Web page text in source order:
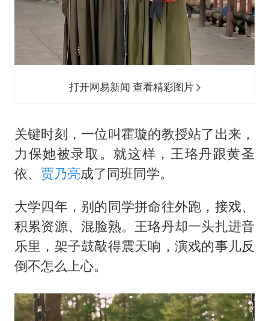
打开网易新闻 查看精彩图片
关键时刻，一位叫霍璇的教授站了出来，
力保她被录取。就这样，王珞丹跟黄圣
依、 贾乃亮成了同班同学。
大学四年，别的同学拼命往外跑，接戏、
积累资源、混脸熟。王珞丹却一头扎进音
乐里，架子鼓敲得震天响，演戏的事儿反
倒不怎么上心。